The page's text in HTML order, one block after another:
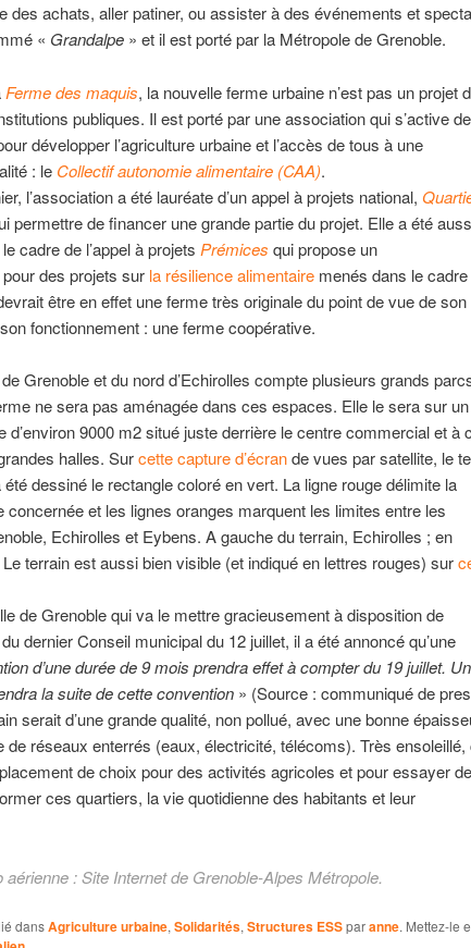
des achats, aller patiner, ou assister à des événements et
« Grandalpe» et il est porté par la Métropole de Grenoble.
Ferme des maquis, la nouvelle ferme urbaine n’est pas un projet
publiques. Il est porté par une association qui s’active
développer l’agriculture urbaine et l’accès de tous à une
: le Collectif autonomie alimentaire (CAA).
l’association a été lauréate d’un appel à projets national,
permettre de financer une grande partie du projet. Elle a été
cadre de l’appel à projets Prémices qui propose un
des projets sur la résilience alimentairemenés dans le cadre
être en effet une ferme très originale du point de vue de son
fonctionnement : une ferme coopérative.
Grenoble et du nord d’Echirolles compte plusieurs grands
ne sera pas aménagée dans ces espaces. Elle le sera sur un
d’environ 9000 m2 situé juste derrière le centre commercial et à
halles. Surcette capture d’écrande vues par satellite, le
dessiné le rectangle coloré en vert. La ligne rouge délimite la
concernée et les lignes oranges marquent les limites entre les
Echirolles et Eybens. A gauche du terrain, Echirolles ; en
terrain est aussi bien visible (et indiqué en lettres rouges) sur
de Grenoble qui va le mettre gracieusement à disposition de
dernier Conseil municipal du 12 juillet, il a été annoncé qu’une
d’une durée de 9 mois prendra effet à compter du 19 juillet.
la suite de cette convention» (Source : communiqué de
serait d’une grande qualité, non pollué, avec une bonne
de réseaux enterrés (eaux, électricité, télécoms). Très ensoleillé,
de choix pour des activités agricoles et pour essayer de
ces quartiers, la vie quotidienne des habitants et leur
aérienne : Site Internet de Grenoble-Alpes Métropole.
dansAgriculture urbaine, Solidarités, Structures ESSparanne. Mettez-le